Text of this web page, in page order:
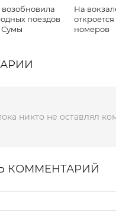
возобновила
поездов
Сумы
На
номеров
никто не оставлял
КОММЕНТАРИЙ